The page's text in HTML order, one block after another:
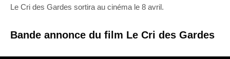
Le Cri des Gardes sortira au cinéma le 8 avril.
Bande annonce du film Le Cri des Gardes